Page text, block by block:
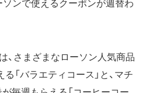
ソンで使えるクーポンが週替わ
、さまざまなローソン人気商品
「バラエティコース」と、マチ